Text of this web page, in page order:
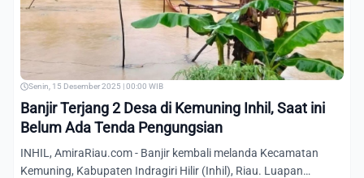
Senin, 15 Desember 2025 | 00:00 WIB
Banjir Terjang 2 Desa di Kemuning Inhil, Saat ini
Belum Ada Tenda Pengungsian
INHIL, AmiraRiau.com - Banjir kembali melanda Kecamatan
Kemuning, Kabupaten Indragiri Hilir (Inhil), Riau. Luapan